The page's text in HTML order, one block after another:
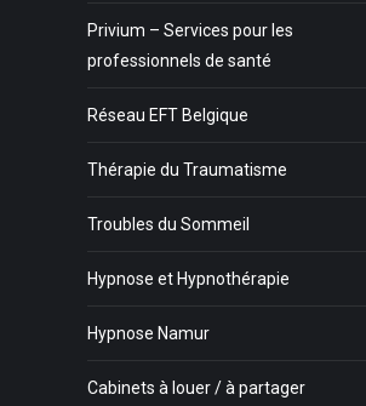
Privium – Services pour les
professionnels de santé
Réseau EFT Belgique
Thérapie du Traumatisme
Troubles du Sommeil
Hypnose et Hypnothérapie
Hypnose Namur
Cabinets à louer / à partager